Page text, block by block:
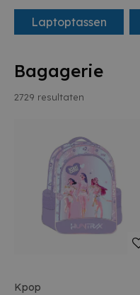
Laptoptassen
Bagagerie
2729 resultaten
Kpop